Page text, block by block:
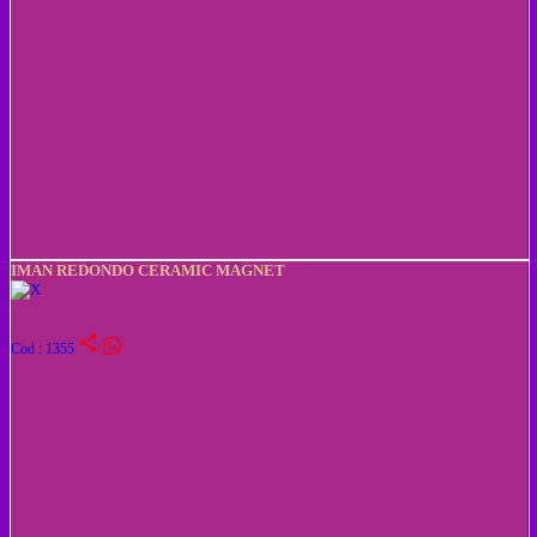
IMAN REDONDO CERAMIC MAGNET
Cod : 1355 share